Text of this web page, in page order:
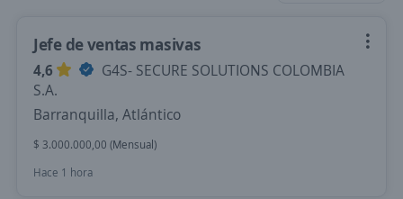
Jefe de ventas masivas
4,6
G4S- SECURE SOLUTIONS COLOMBIA
S.A.
Barranquilla, Atlántico
$ 3.000.000,00 (Mensual)
Hace 1 hora